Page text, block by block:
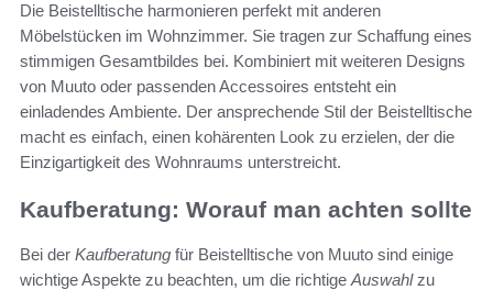
Die Beistelltische harmonieren perfekt mit anderen
Möbelstücken im Wohnzimmer. Sie tragen zur Schaffung eines
stimmigen Gesamtbildes bei. Kombiniert mit weiteren Designs
von Muuto oder passenden Accessoires entsteht ein
einladendes Ambiente. Der ansprechende Stil der Beistelltische
macht es einfach, einen kohärenten Look zu erzielen, der die
Einzigartigkeit des Wohnraums unterstreicht.
Kaufberatung: Worauf man achten sollte
Bei der Kaufberatung für Beistelltische von Muuto sind einige
wichtige Aspekte zu beachten, um die richtige Auswahlzu